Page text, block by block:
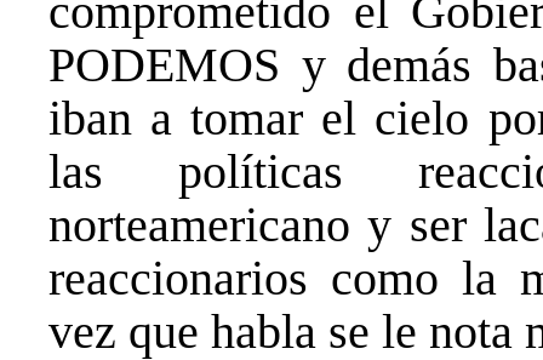
comprometido el
PODEMOS y demás
iban a tomar el cielo
las políticas
norteamericano y ser
reaccionarios como la
vez que habla se le nota